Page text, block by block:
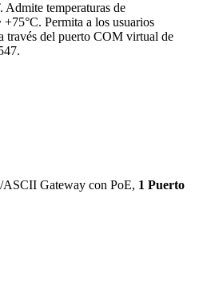
temperaturas de
Permita a los usuarios
través del puerto COM virtual de
Gateway con PoE, 1 Puerto